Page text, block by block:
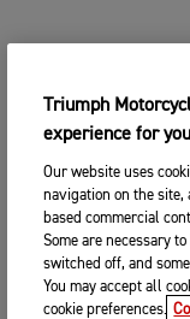
Triumph
experience for you
Our website uses
navigation on the
based commercial
Some are necessary
switched off, and
You may accept all
cookie preferences.